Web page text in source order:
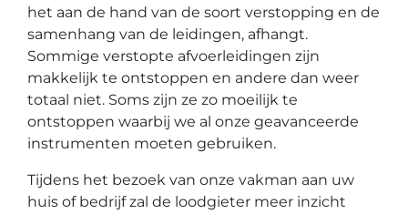
het aan de hand van de soort verstopping en de
samenhang van de leidingen, afhangt.
Sommige verstopte afvoerleidingen zijn
makkelijk te ontstoppen en andere dan weer
totaal niet. Soms zijn ze zo moeilijk te
ontstoppen waarbij we al onze geavanceerde
instrumenten moeten gebruiken.
Tijdens het bezoek van onze vakman aan uw
huis of bedrijf zal de loodgieter meer inzicht